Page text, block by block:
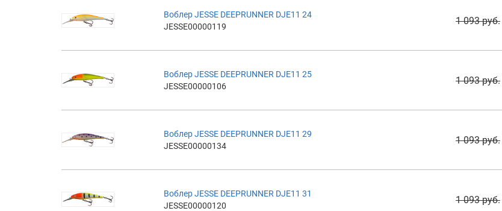
Воблер JESSE DEEPRUNNER DJE11 24
JESSE00000119
1 093 руб.
Воблер JESSE DEEPRUNNER DJE11 25
JESSE00000106
1 093 руб.
Воблер JESSE DEEPRUNNER DJE11 29
JESSE00000134
1 093 руб.
Воблер JESSE DEEPRUNNER DJE11 31
JESSE00000120
1 093 руб.